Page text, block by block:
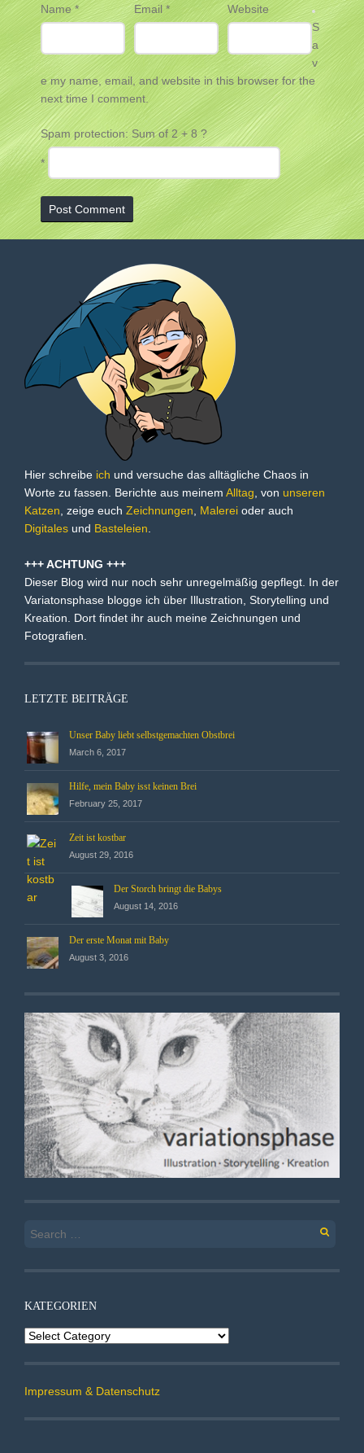
Name* Email *
Website
S
a
v
e my name, email, and website in this browser for the
next time I comment.
Spam protection: Sum of 2 + 8 ?
*
Hier schreibe ich und versuche das alltägliche Chaos in
Worte zu fassen. Berichte aus meinem Alltag , von unseren
Katzen , zeige euch Zeichnungen Malerei oder auch
Digitales und Basteleien
+++ ACHTUNG +++
Dieser Blog wird nur noch sehr unregelmäßig gepflegt. In der
Variatonsphase blogge ich über Illustration, Storytelling und
Kreation. Dort findet ihr auch meine Zeichnungen und
Fotografien.
LETZTE BEITRÄGE
Unser Baby liebt selbstgemachten Obstbrei
March 6, 2017
Hilfe, mein Baby isst keinen Brei
February 25, 2017
Zeit ist kostbar
August 29, 2016
Der Storch bringt die Babys
August 14, 2016
Der erste Monat mit Baby
August 3, 2016
Search
KATEGORIEN
Kategorien
Impressum & Datenschutz